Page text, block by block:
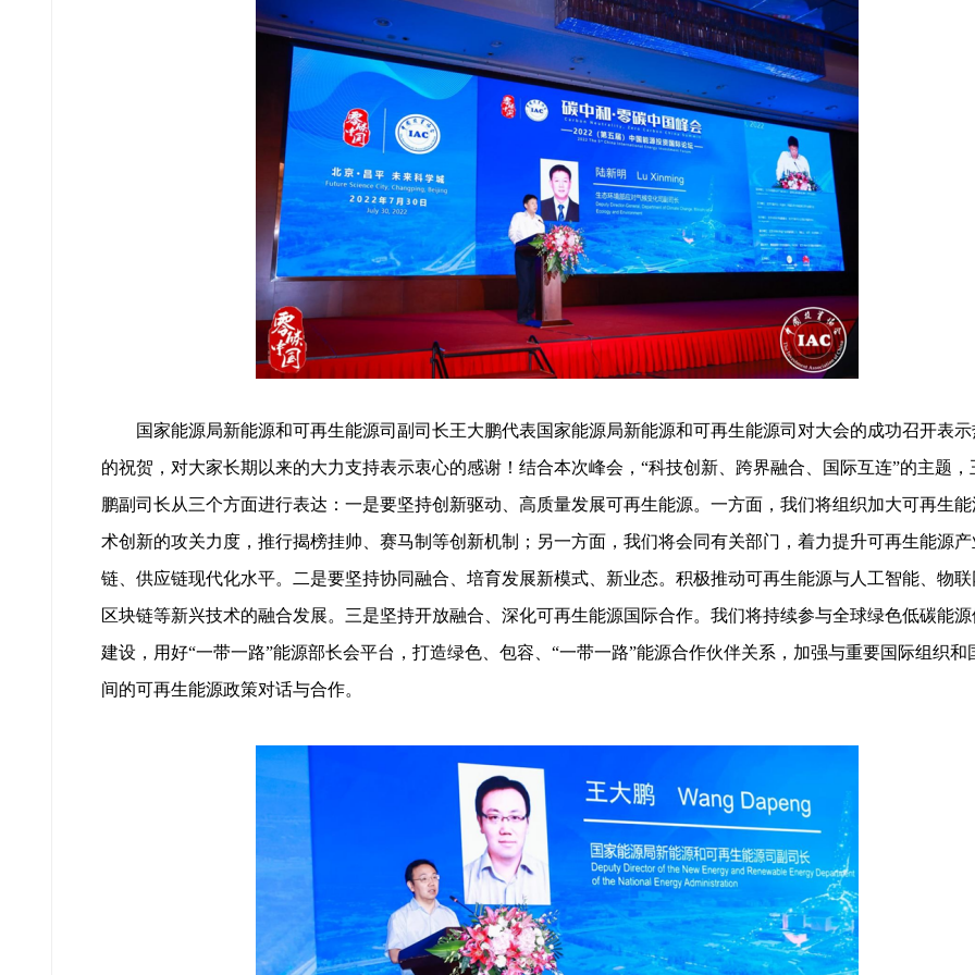
国家能源局新能源和可再生能源司副司长王大鹏代表国家能源局新能源和可再生能源司对大会的成功召开表示
的祝贺，对大家长期以来的大力支持表示衷心的感谢！结合本次峰会，“科技创新、跨界融合、国际互连”的主题，
鹏副司长从三个方面进行表达：一是要坚持创新驱动、高质量发展可再生能源。一方面，我们将组织加大可再生
术创新的攻关力度，推行揭榜挂帅、赛马制等创新机制；另一方面，我们将会同有关部门，着力提升可再生能源产
链、供应链现代化水平。二是要坚持协同融合、培育发展新模式、新业态。积极推动可再生能源与人工智能、物联
区块链等新兴技术的融合发展。三是坚持开放融合、深化可再生能源国际合作。我们将持续参与全球绿色低碳能源
建设，用好“一带一路”能源部长会平台，打造绿色、包容、“一带一路”能源合作伙伴关系，加强与重要国际组织和
间的可再生能源政策对话与合作。